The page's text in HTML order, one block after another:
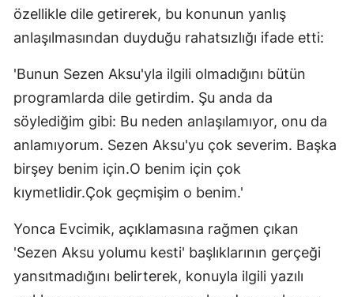
özellikle dile getirerek, bu konunun yanlış
anlaşılmasından duyduğu rahatsızlığı ifade etti:
'Bunun Sezen Aksu'yla ilgili olmadığını bütün
programlarda dile getirdim. Şu anda da
söylediğim gibi: Bu neden anlaşılamıyor, onu da
anlamıyorum. Sezen Aksu'yu çok severim. Başka
birşey benim için.O benim için çok
kıymetlidir.Çok geçmişim o benim.'
Yonca Evcimik, açıklamasına rağmen çıkan
'Sezen Aksu yolumu kesti' başlıklarının gerçeği
yansıtmadığını belirterek, konuyla ilgili yazılı